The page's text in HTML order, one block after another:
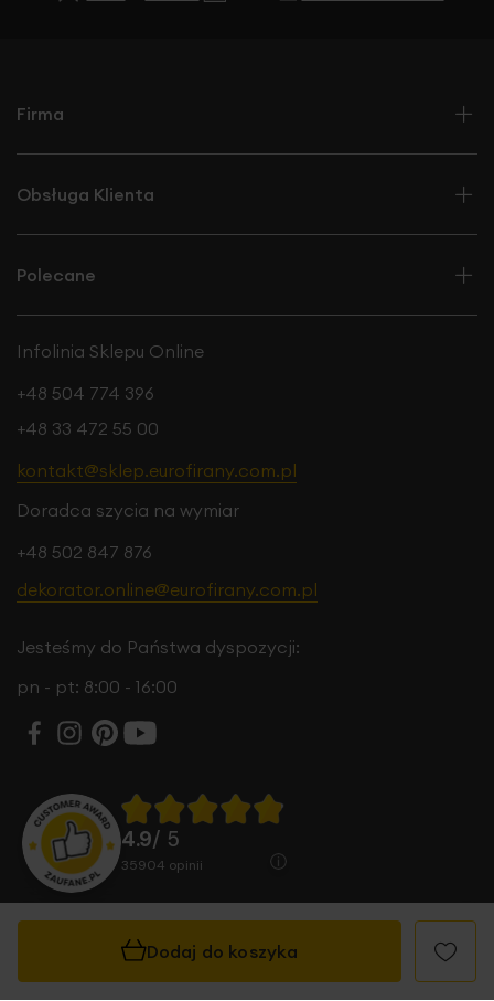
Dodaj do koszyka
Firma
Obsługa Klienta
Polecane
Infolinia Sklepu Online
+48 504 774 396
+48 33 472 55 00
kontakt@sklep.eurofirany.com.pl
Doradca szycia na wymiar
+48 502 847 876
dekorator.online@eurofirany.com.pl
Jesteśmy do Państwa dyspozycji:
pn - pt: 8:00 - 16:00
4.9/ 5
35904 opinii
© 2026 Eurofirany B.B. Choczyńscy Sp.J. Wszystkie